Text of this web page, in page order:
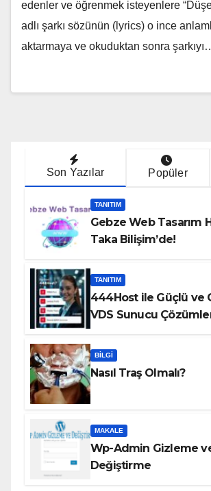
edenler ve öğrenmek isteyenlere
adlı şarkı sözünün (lyrics) o ince
aktarmaya ve okuduktan sonra
Son Yazılar Popüler
TANITIM
Gebze Web Tasarım
Taka Bilişim’de!
TANITIM
444Host ile Güçlü ve
VDS Sunucu
BILGI
Nasıl Traş Olmalı?
MAKALE
Wp-Admin Gizleme
Değiştirme